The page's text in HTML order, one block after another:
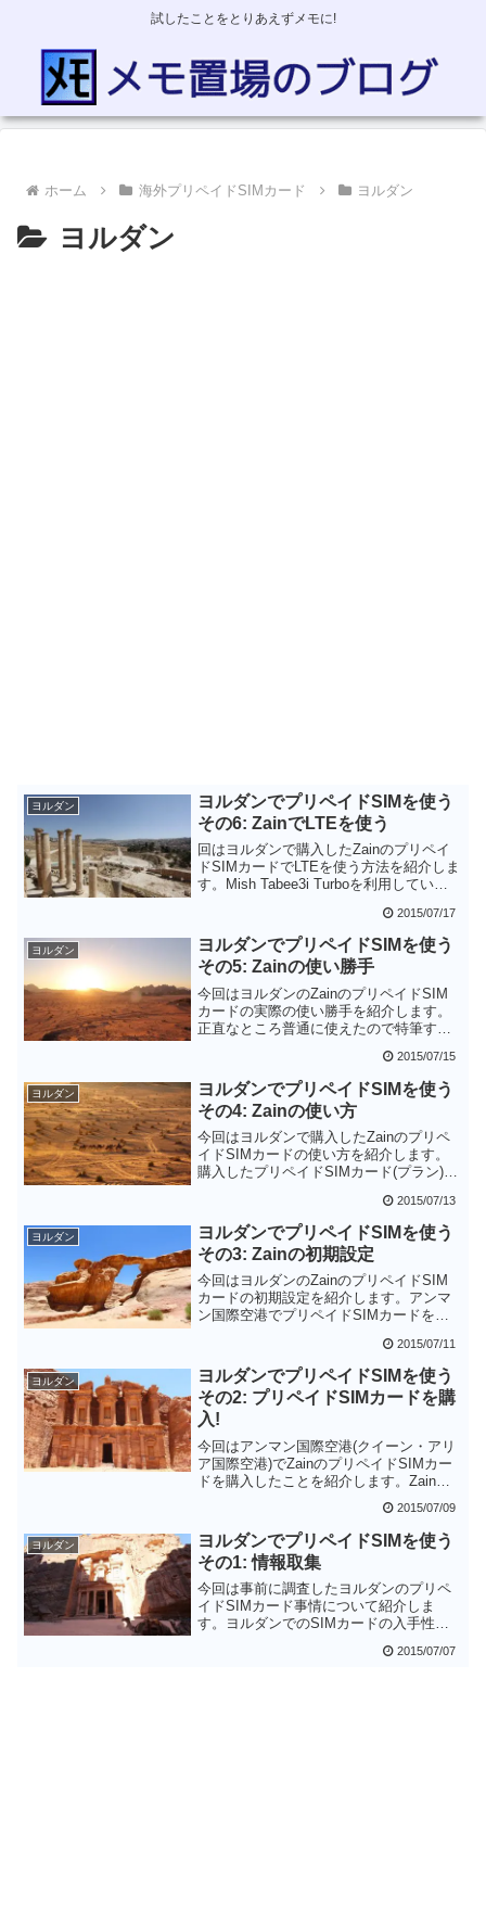
試したことをとりあえずメモに!
ホーム 海外プリペイドSIMカード ヨルダン
ヨルダン
ヨルダン
ヨルダンでプリペイドSIMを使う
その6: ZainでLTEを使う
回はヨルダンで購入したZainのプリペイ
ドSIMカードでLTEを使う方法を紹介しま
す。Mish Tabee3i Turboを利用している
でLTEを使用することができるようで
す。私は試せませんでしたが、どなたか
成功したがいたら教えていただきたいで
す。
2015/07/17
ヨルダン
ヨルダンでプリペイドSIMを使う
その5: Zainの使い勝手
今回はヨルダンのZainのプリペイドSIM
カードの実際の使い勝手を紹介します。
正直なところ普通に使えたので特筆すべ
合は普通に使えるのが一番なのでZainの
プリペイドSIMにして正解だったと思い
ます。
2015/07/15
ヨルダン
ヨルダンでプリペイドSIMを使う
その4: Zainの使い方
今回はヨルダンで購入したZainのプリペ
イドSIMカードの使い方を紹介します。
購入したプリペイドSIMカード(プラン)の
ようなのがちょっと戸惑うところです。
買った時に店員さんに教えてもらうのが
確実だと思います。
2015/07/13
ヨルダン
ヨルダンでプリペイドSIMを使う
その3: Zainの初期設定
今回はヨルダンのZainのプリペイドSIM
カードの初期設定を紹介します。アンマ
ン国際空港でプリペイドSIMカードを購
ションやインターネットプラン(私の場合
はMish Tabee3i Turbo)を申し込んくれる
ので、自分が行うことはAPNの設定だけ
になります。
2015/07/11
ヨルダン
ヨルダンでプリペイドSIMを使う
その2: プリペイドSIMカードを購
入!
今回はアンマン国際空港(クイーン・アリ
ア国際空港)でZainのプリペイドSIMカー
ドを購入したことを紹介します。Zainを
ドSIMカードは簡単に入手することがで
きます。手数料がかかるものの空港です
ぐにSIMカードを入手できるのは魅力で
す。
2015/07/09
ヨルダン
ヨルダンでプリペイドSIMを使う
その1: 情報取集
今回は事前に調査したヨルダンのプリペ
イドSIMカード事情について紹介しま
す。ヨルダンでのSIMカードの入手性は
すが、1GBならばSIMカードと合わせて
2015/07/07